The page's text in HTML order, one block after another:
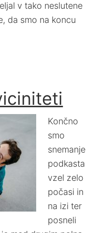
v tako neslutene
da smo na koncu
Končno
smo
snemanje
podkasta
vzel zelo
počasi in
na izi ter
posneli